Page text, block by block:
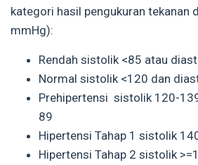
kategori hasil pengukuran tekanan
mmHg):
Rendah sistolik <85 atau
Normal sistolik <120 dan
Prehipertensi sistolik 120-
89
Hipertensi Tahap 1 sistolik
Hipertensi Tahap 2 sistolik